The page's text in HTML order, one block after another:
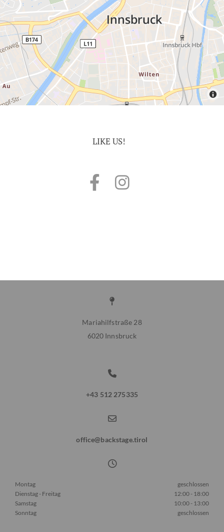
LIKE US!

Mariahilfstraße 28
6020 Innsbruck

+43 512 275335

office@backstage.tirol

Montag
geschlossen
Dienstag - Freitag
12:00 - 18:00
Samstag
10:00 - 13:00
Sonntag
geschlossen